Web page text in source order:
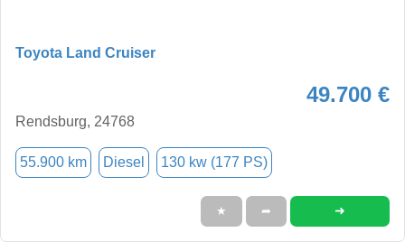
Toyota Land Cruiser
49.700 €
Rendsburg, 24768
55.900 km Diesel 130 kw (177 PS)
★ ➦ ➜